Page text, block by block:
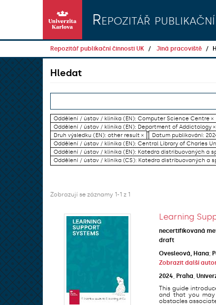
Repozitář
Repozitář publikační činnosti UK Jiná pracoviště
Hledat
Oddělení / ústav / klinika (EN): Computer Science Centre ×
Oddělení / ústav / klinika (EN): Department of Addictology ×
Druh výsledku (EN): other result ×
Datum publikování:
Oddělení / ústav / klinika (EN): Central Library of Charles
Oddělení / ústav / klinika (EN): Katedra distribuovaných a
Oddělení / ústav / klinika (CS): Katedra distribuovaných a
Zobrazují se záznamy 1-1 z 1
Learning
necertifikovaná
draft
Ovesleová, Hana;
Zobrazit další
2024
Praha
This guide
and that you
obstacles